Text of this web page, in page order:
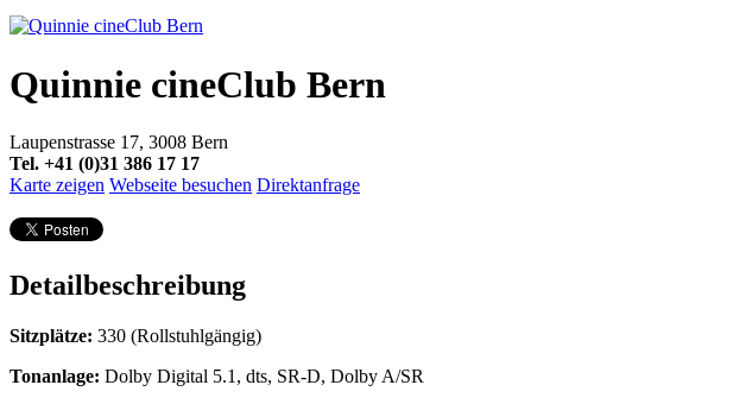
Quinnie cineClub Bern
Laupenstrasse 17, 3008 Bern
Tel. +41 (0)31 386 17 17
Karte zeigen Webseite besuchen Direktanfrage
Detailbeschreibung
Sitzplätze: 330 (Rollstuhlgängig)
Tonanlage: Dolby Digital 5.1, dts, SR-D, Dolby A/SR